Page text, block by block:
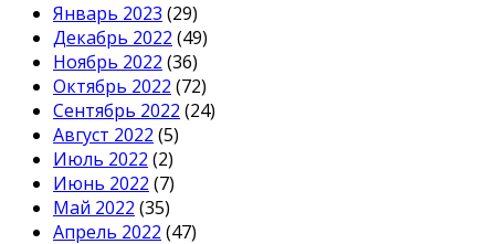
Январь 2023 (29)
Декабрь 2022 (49)
Ноябрь 2022 (36)
Октябрь 2022 (72)
Сентябрь 2022 (24)
Август 2022 (5)
Июль 2022 (2)
Июнь 2022 (7)
Май 2022 (35)
Апрель 2022 (47)